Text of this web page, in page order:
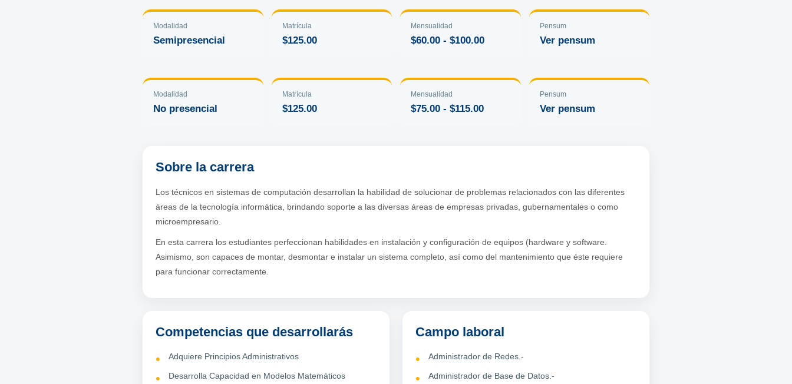
Modalidad
Semipresencial
Matrícula
$125.00
Mensualidad
$60.00 - $100.00
Pensum
Ver pensum
Modalidad
No presencial
Matrícula
$125.00
Mensualidad
$75.00 - $115.00
Pensum
Ver pensum
Sobre la carrera
Los técnicos en sistemas de computación desarrollan la habilidad de solucionar de problemas relacionados con las diferentes
áreas de la tecnología informática, brindando soporte a las diversas áreas de empresas privadas, gubernamentales o como
microempresario.
En esta carrera los estudiantes perfeccionan habilidades en instalación y configuración de equipos (hardware y software.
Asimismo, son capaces de montar, desmontar e instalar un sistema completo, así como del mantenimiento que éste requiere
para funcionar correctamente.
Competencias que desarrollarás
Adquiere Principios Administrativos
Desarrolla Capacidad en Modelos Matemáticos
Campo laboral
Administrador de Redes.-
Administrador de Base de Datos.-